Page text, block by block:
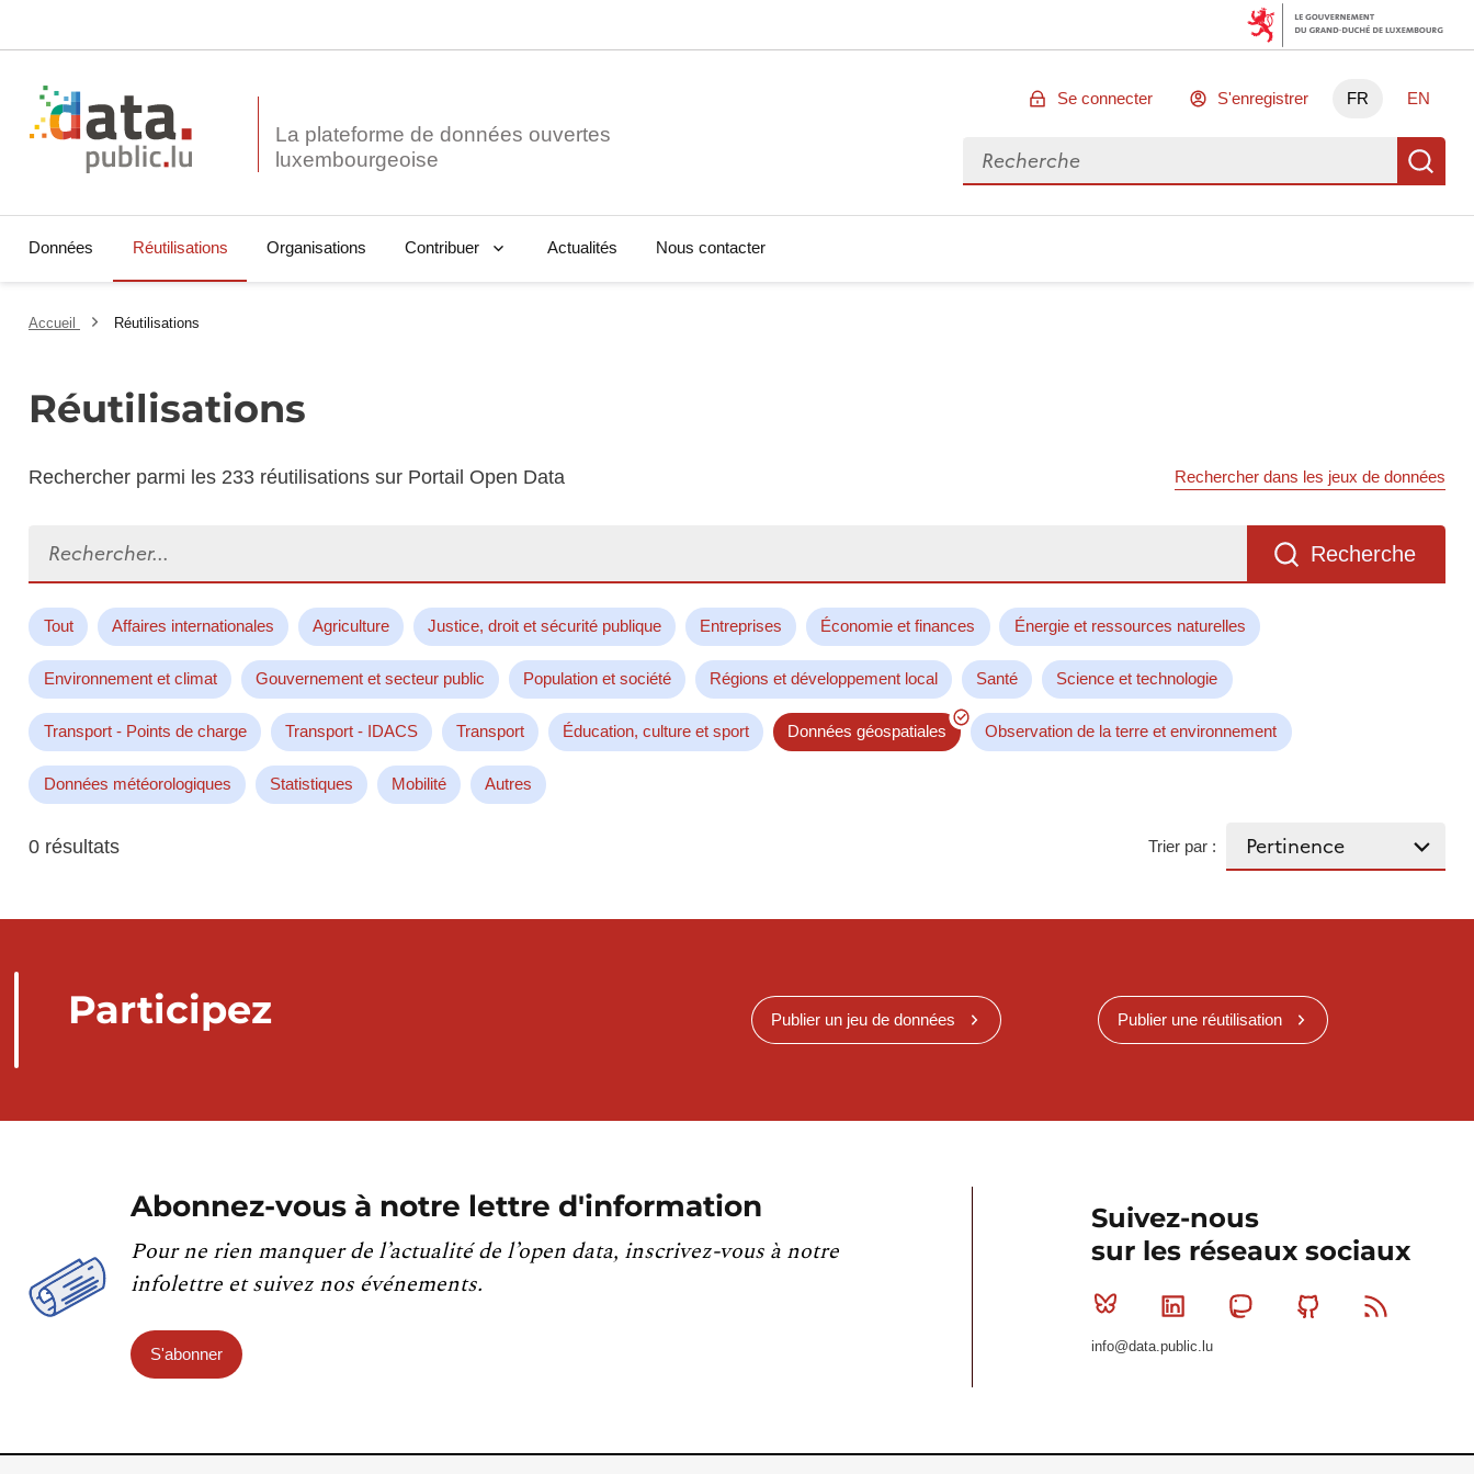
La plateforme de données ouvertes
Se connecter S'enregistrer FR EN
Rechercher des données
Données Réutilisations Organisations Contribuer Actualités Nous contacter
Accueil Réutilisations
Réutilisations
Rechercher parmi les 233 réutilisations sur Portail Open Data Rechercher dans les jeux de données
Recherche
Tout Affaires internationales Agriculture Justice, droit et sécurité publique Entreprises Économie et finances Énergie et ressources naturelles
Environnement et climat Gouvernement et secteur public Population et société Régions et développement local Santé Science et technologie
Transport - Points de charge Transport - IDACS Transport Éducation, culture et sport Données géospatiales Observation de la terre et environnement
Données météorologiques Statistiques Mobilité Autres
0 résultats Trier par :
Participez Publier un jeu de données Publier une réutilisation
Abonnez-vous à notre lettre d'information
Pour ne rien manquer de l’actualité de l’open data, inscrivez-vous à notre
infolettre et suivez nos événements.
S'abonner
Suivez-nous
sur les réseaux sociaux
Bluesky Linkedin MastodonGithub
info@data.public.lu